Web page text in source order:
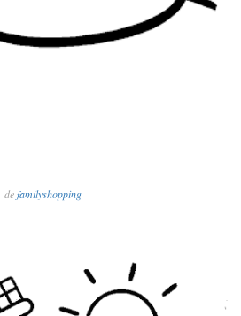
defamilyshopping